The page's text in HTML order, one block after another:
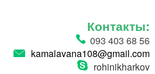
Контакты:
093 403 68 56
kamalavana108@gmail.com
rohinikharkov